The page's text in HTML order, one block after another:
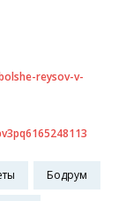
reysov-v-
Бодрум